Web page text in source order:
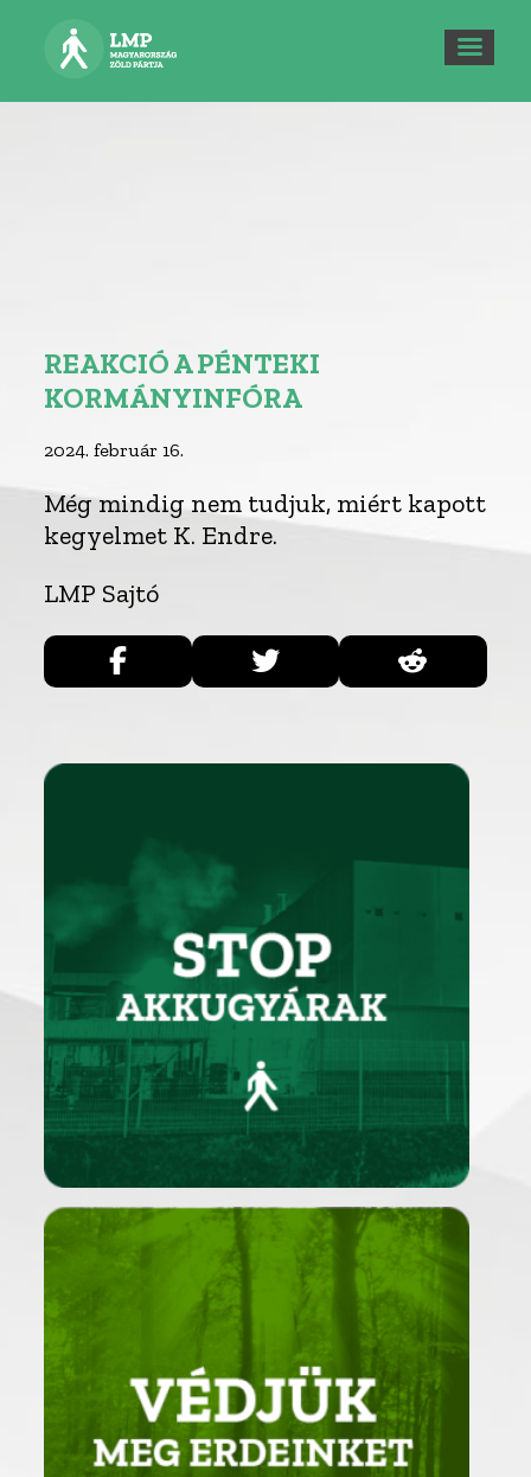
REAKCIÓ A PÉNTEKI
KORMÁNYINFÓRA
2024. február 16.
Még mindig nem tudjuk, miért kapott
kegyelmet K. Endre.
LMP Sajtó